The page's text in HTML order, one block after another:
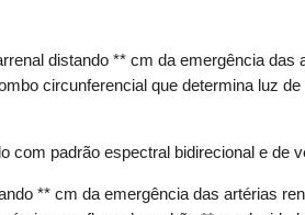
distando ** cm da emergência
circunferencial que determina luz
com padrão espectral bidirecional e de
** cm da emergência das artérias